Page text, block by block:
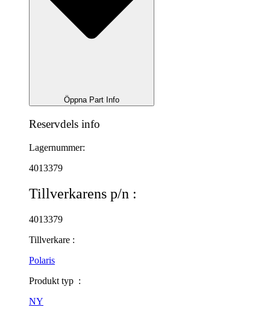
Öppna Part Info
Reservdels info
Lagernummer:
4013379
Tillverkarens p/n :
4013379
Tillverkare :
Polaris
Produkt typ :
NY